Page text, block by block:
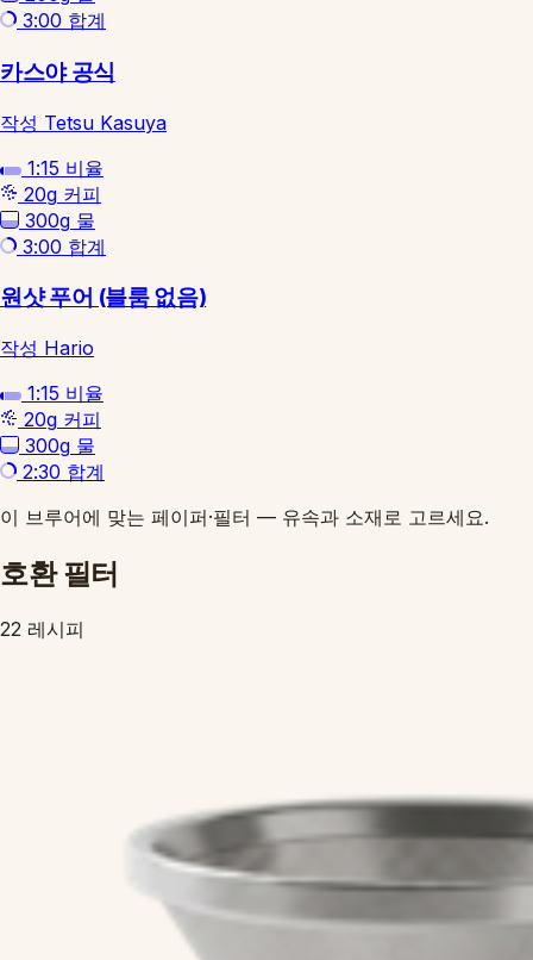
3:00 합계
카스야 공식
작성 Tetsu Kasuya
1:15 비율
20g 커피
300g 물
3:00 합계
원샷 푸어 (블룸 없음)
작성 Hario
1:15 비율
20g 커피
300g 물
2:30 합계
이 브루어에 맞는 페이퍼·필터 — 유속과 소재로 고르세요.
호환 필터
22 레시피